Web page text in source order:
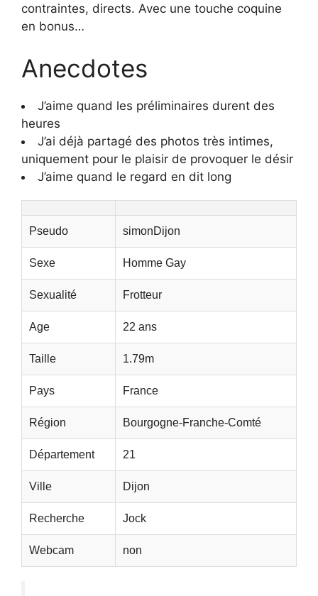
contraintes, directs. Avec une touche coquine
en bonus…
Anecdotes
J’aime quand les préliminaires durent des
heures
J’ai déjà partagé des photos très intimes,
uniquement pour le plaisir de provoquer le désir
J’aime quand le regard en dit long
Pseudo simonDijon
Sexe Homme Gay
Sexualité Frotteur
Age 22 ans
Taille 1.79m
Pays France
Région Bourgogne-Franche-Comté
Département 21
Ville Dijon
Recherche Jock
Webcam non